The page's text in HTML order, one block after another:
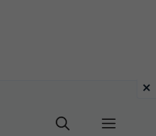
Menu